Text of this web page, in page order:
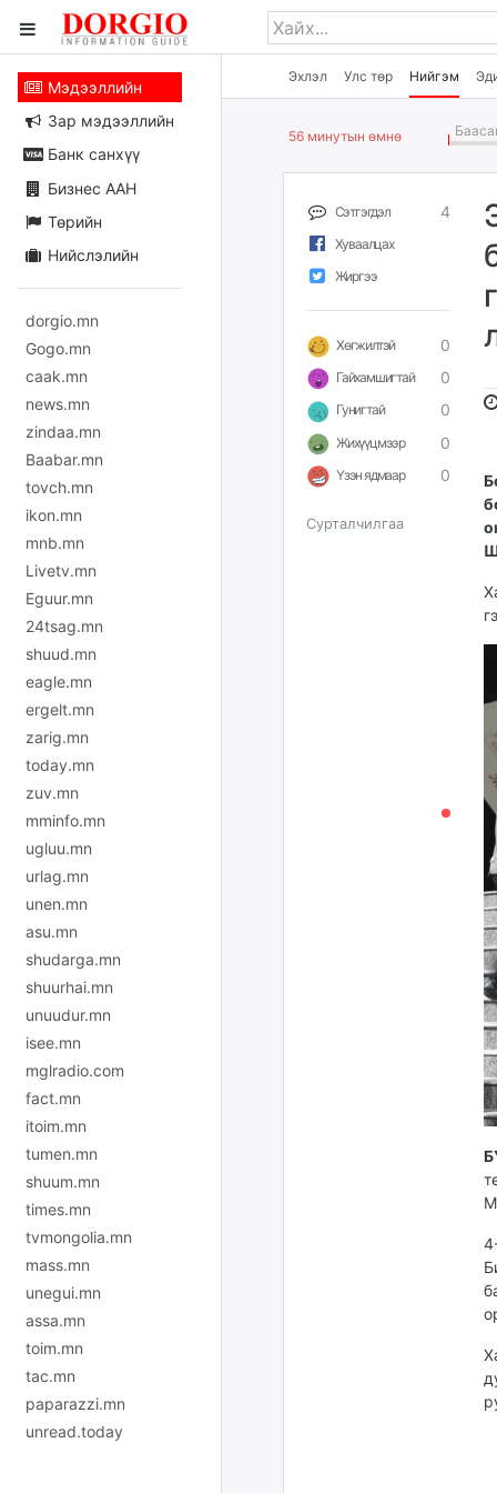
Эхлэл Улс төр Нийгэм
Мэдээллийн
Зар мэдээллийн
Банк санхүү
Бизнес ААН
Төрийн
Нийслэлийн
dorgio.mn
Gogo.mn
caak.mn
news.mn
zindaa.mn
Baabar.mn
tovch.mn
ikon.mn
mnb.mn
Livetv.mn
Eguur.mn
24tsag.mn
shuud.mn
eagle.mn
ergelt.mn
zarig.mn
today.mn
zuv.mn
mminfo.mn
ugluu.mn
urlag.mn
unen.mn
asu.mn
shudarga.mn
shuurhai.mn
unuudur.mn
isee.mn
mglradio.com
fact.mn
itoim.mn
tumen.mn
shuum.mn
times.mn
tvmongolia.mn
mass.mn
unegui.mn
assa.mn
toim.mn
tac.mn
paparazzi.mn
unread.today
56 минутын өмнө
Сэтгэгдэл 4
Хуваалцах
Жиргээ
Хөгжилтэй 0
Гайхамшигтай 0
Гунигтай 0
Жихүүцмээр 0
Үзэн ядмаар 0
Сурталчилгаа